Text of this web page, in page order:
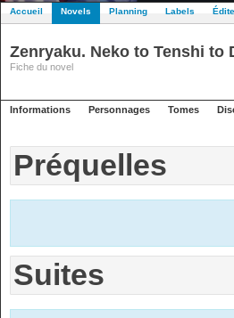
Accueil Novels Planning Labels
Zenryaku. Neko to Tenshi to
Fiche du novel
Informations Personnages Tomes
Préquelles
Suites